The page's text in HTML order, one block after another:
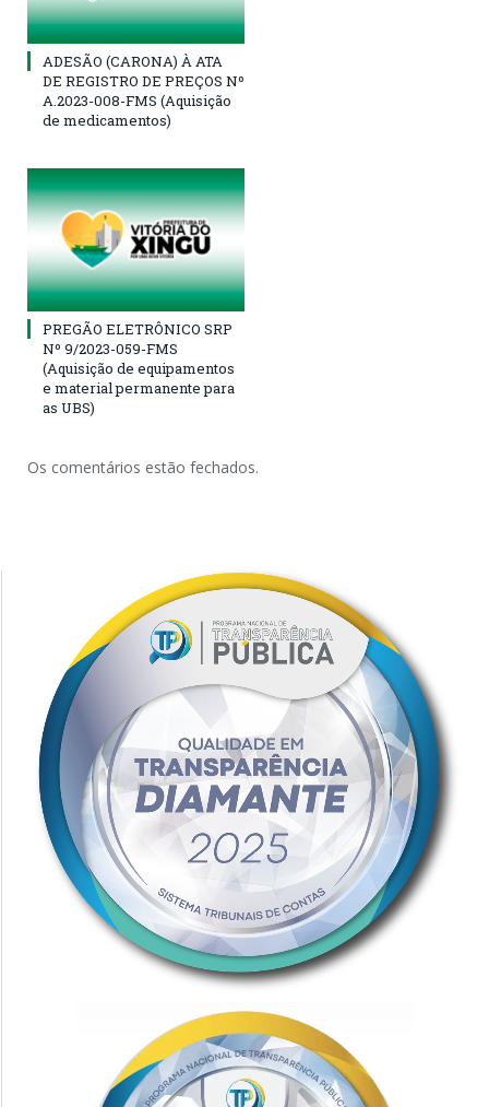
ADESÃO (CARONA) À ATA
DE REGISTRO DE PREÇOS Nº
A.2023-008-FMS (Aquisição
de medicamentos)
PREGÃO ELETRÔNICO SRP
Nº 9/2023-059-FMS
(Aquisição de equipamentos
e material permanente para
as UBS)
Os comentários estão fechados.